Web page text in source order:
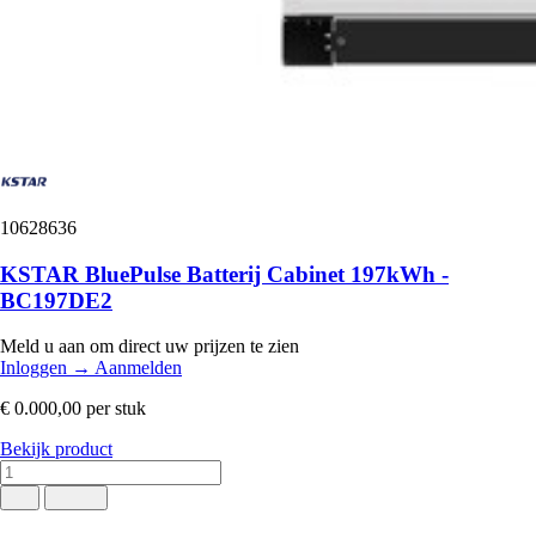
10628636
KSTAR BluePulse Batterij Cabinet 197kWh -
BC197DE2
Meld u aan om direct uw prijzen te zien
Inloggen → Aanmelden
€ 0.000,00 per stuk
Bekijk product